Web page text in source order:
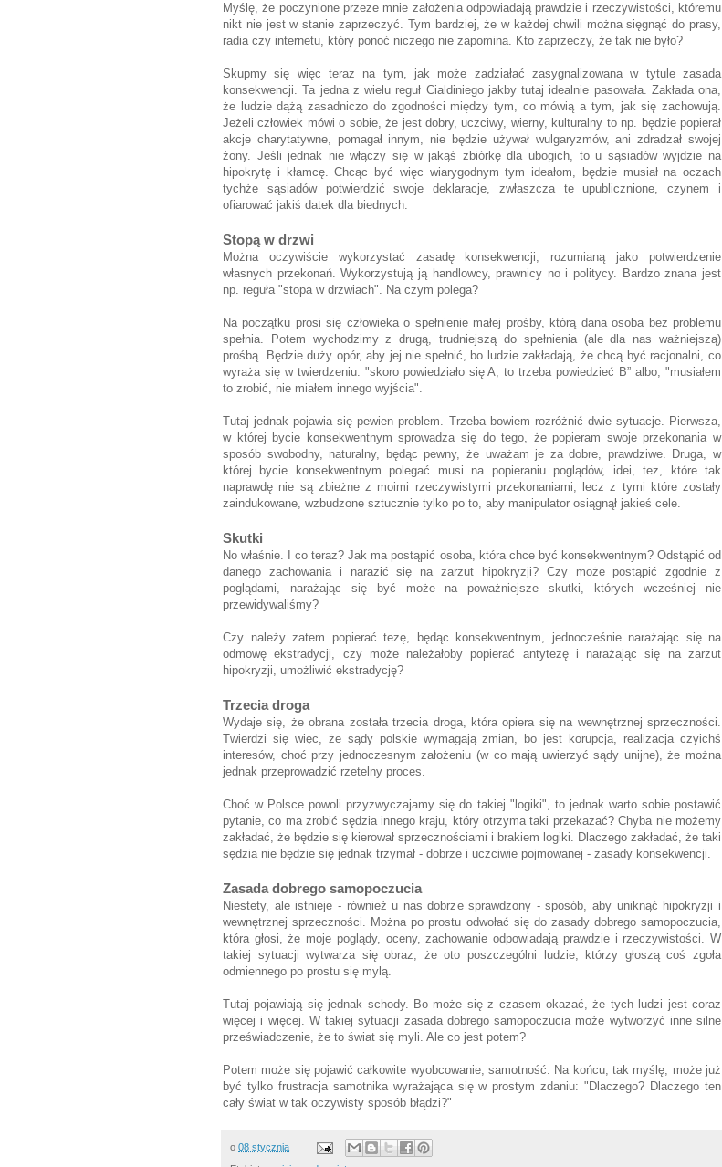
Myślę, że poczynione przeze mnie założenia odpowiadają prawdzie i rzeczywistości, któremu
nikt nie jest w stanie zaprzeczyć. Tym bardziej, że w każdej chwili można sięgnąć do prasy,
radia czy internetu, który ponoć niczego nie zapomina. Kto zaprzeczy, że tak nie było?
Skupmy się więc teraz na tym, jak może zadziałać zasygnalizowana w tytule zasada
konsekwencji. Ta jedna z wielu reguł Cialdiniego jakby tutaj idealnie pasowała. Zakłada ona,
że ludzie dążą zasadniczo do zgodności między tym, co mówią a tym, jak się zachowują.
Jeżeli człowiek mówi o sobie, że jest dobry, uczciwy, wierny, kulturalny to np. będzie popierał
akcje charytatywne, pomagał innym, nie będzie używał wulgaryzmów, ani zdradzał swojej
żony. Jeśli jednak nie włączy się w jakąś zbiórkę dla ubogich, to u sąsiadów wyjdzie na
hipokrytę i kłamcę. Chcąc być więc wiarygodnym tym ideałom, będzie musiał na oczach
tychże sąsiadów potwierdzić swoje deklaracje, zwłaszcza te upublicznione, czynem i
ofiarować jakiś datek dla biednych.
Stopą w drzwi
Można oczywiście wykorzystać zasadę konsekwencji, rozumianą jako potwierdzenie
własnych przekonań. Wykorzystują ją handlowcy, prawnicy no i politycy. Bardzo znana jest
np. reguła "stopa w drzwiach". Na czym polega?
Na początku prosi się człowieka o spełnienie małej prośby, którą dana osoba bez problemu
spełnia. Potem wychodzimy z drugą, trudniejszą do spełnienia (ale dla nas ważniejszą)
prośbą. Będzie duży opór, aby jej nie spełnić, bo ludzie zakładają, że chcą być racjonalni, co
wyraża się w twierdzeniu: "skoro powiedziało się A, to trzeba powiedzieć B” albo, "musiałem
to zrobić, nie miałem innego wyjścia".
Tutaj jednak pojawia się pewien problem. Trzeba bowiem rozróżnić dwie sytuacje. Pierwsza,
w której bycie konsekwentnym sprowadza się do tego, że popieram swoje przekonania w
sposób swobodny, naturalny, będąc pewny, że uważam je za dobre, prawdziwe. Druga, w
której bycie konsekwentnym polegać musi na popieraniu poglądów, idei, tez, które tak
naprawdę nie są zbieżne z moimi rzeczywistymi przekonaniami, lecz z tymi które zostały
zaindukowane, wzbudzone sztucznie tylko po to, aby manipulator osiągnął jakieś cele.
Skutki
No właśnie. I co teraz? Jak ma postąpić osoba, która chce być konsekwentnym? Odstąpić od
danego zachowania i narazić się na zarzut hipokryzji? Czy może postąpić zgodnie z
poglądami, narażając się być może na poważniejsze skutki, których wcześniej nie
przewidywaliśmy?
Czy należy zatem popierać tezę, będąc konsekwentnym, jednocześnie narażając się na
odmowę ekstradycji, czy może należałoby popierać antytezę i narażając się na zarzut
hipokryzji, umożliwić ekstradycję?
Trzecia droga
Wydaje się, że obrana została trzecia droga, która opiera się na wewnętrznej sprzeczności.
Twierdzi się więc, że sądy polskie wymagają zmian, bo jest korupcja, realizacja czyichś
interesów, choć przy jednoczesnym założeniu (w co mają uwierzyć sądy unijne), że można
jednak przeprowadzić rzetelny proces.
Choć w Polsce powoli przyzwyczajamy się do takiej "logiki", to jednak warto sobie postawić
pytanie, co ma zrobić sędzia innego kraju, który otrzyma taki przekazać? Chyba nie możemy
zakładać, że będzie się kierował sprzecznościami i brakiem logiki. Dlaczego zakładać, że taki
sędzia nie będzie się jednak trzymał - dobrze i uczciwie pojmowanej - zasady konsekwencji.
Zasada dobrego samopoczucia
Niestety, ale istnieje - również u nas dobrze sprawdzony - sposób, aby uniknąć hipokryzji i
wewnętrznej sprzeczności. Można po prostu odwołać się do zasady dobrego samopoczucia,
która głosi, że moje poglądy, oceny, zachowanie odpowiadają prawdzie i rzeczywistości. W
takiej sytuacji wytwarza się obraz, że oto poszczególni ludzie, którzy głoszą coś zgoła
odmiennego po prostu się mylą.
Tutaj pojawiają się jednak schody. Bo może się z czasem okazać, że tych ludzi jest coraz
więcej i więcej. W takiej sytuacji zasada dobrego samopoczucia może wytworzyć inne silne
przeświadczenie, że to świat się myli. Ale co jest potem?
Potem może się pojawić całkowite wyobcowanie, samotność. Na końcu, tak myślę, może już
być tylko frustracja samotnika wyrażająca się w prostym zdaniu: "Dlaczego? Dlaczego ten
cały świat w tak oczywisty sposób błądzi?"
o 08 stycznia